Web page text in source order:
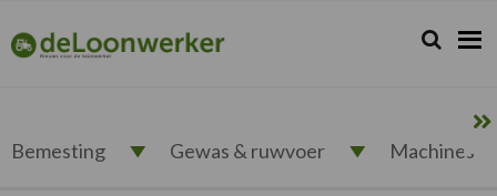
de
hoofdnavigatie
de
hoofd
de
eerste
de
voettekst
deloonwerker.nl Zoeken...
Zoek
Bemesting Gewas & ruwvoer Machines